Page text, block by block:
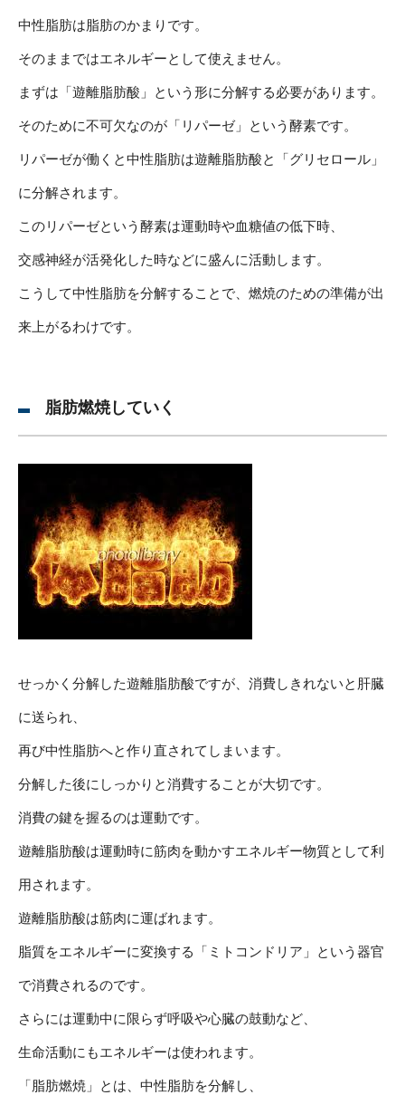
中性脂肪は脂肪のかまりです。
そのままではエネルギーとして使えません。
まずは「遊離脂肪酸」という形に分解する必要があります。
そのために不可欠なのが「リパーゼ」という酵素です。
リパーゼが働くと中性脂肪は遊離脂肪酸と「グリセロール」
に分解されます。
このリパーゼという酵素は運動時や血糖値の低下時、
交感神経が活発化した時などに盛んに活動します。
こうして中性脂肪を分解することで、燃焼のための準備が出
来上がるわけです。
脂肪燃焼していく
せっかく分解した遊離脂肪酸ですが、消費しきれないと肝臓
に送られ、
再び中性脂肪へと作り直されてしまいます。
分解した後にしっかりと消費することが大切です。
消費の鍵を握るのは運動です。
遊離脂肪酸は運動時に筋肉を動かすエネルギー物質として利
用されます。
遊離脂肪酸は筋肉に運ばれます。
脂質をエネルギーに変換する「ミトコンドリア」という器官
で消費されるのです。
さらには運動中に限らず呼吸や心臓の鼓動など、
生命活動にもエネルギーは使われます。
「脂肪燃焼」とは、中性脂肪を分解し、